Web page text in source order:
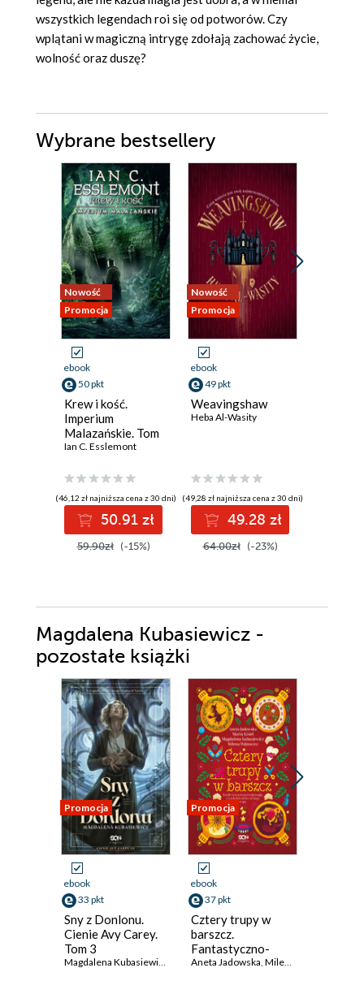
wszystkich legendach roi się od potworów. Czy
wplątani w magiczną intrygę zdołają zachować życie,
wolność oraz duszę?
Wybrane bestsellery
Nowość
Promocja
ebook
50 pkt
Krew i kość.
Imperium
Malazańskie. Tom
5
Ian C. Esslemont
(46,12 zł najniższa cena z 30 dni)
50.91 zł
59.90zł (-15%)
Nowość
Promocja
ebook
49 pkt
Weavingshaw
Heba Al-Wasity
(49,28 zł najniższa cena z 30 dni)
49.28 zł
64.00zł (-23%)
Magdalena Kubasiewicz -
pozostałe książki
Promocja
ebook
33 pkt
Sny z Donlonu.
Cienie Avy Carey.
Tom 3
Promocja
ebook
37 pkt
Cztery trupy w
barszcz.
Fantastyczno-
kryminalna
Aneta Jadowska Milena Wójtowicz